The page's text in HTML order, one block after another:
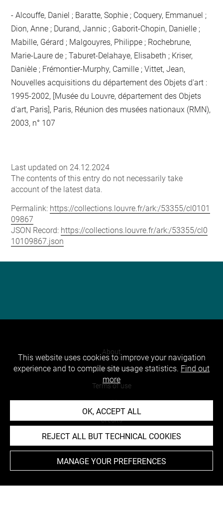
Alcouffe, Daniel ; Baratte, Sophie ; Coquery, Emmanuel ;
Dion, Anne ; Durand, Jannic ; Gaborit-Chopin, Danielle ;
Mabille, Gérard ; Malgouyres, Philippe ; Rochebrune,
Marie-Laure de ; Taburet-Delahaye, Elisabeth ; Kriser,
Danièle ; Frémontier-Murphy, Camille ; Vittet, Jean,
Nouvelles acquisitions du département des Objets d'art :
1995-2002, [Musée du Louvre, département des Objets
d'art, Paris], Paris, Réunion des musées nationaux (RMN),
2003, n° 107
Last updated on 24.12.2024
The contents of this entry do not necessarily take
account of the latest data.
Permalink: https://collections.louvre.fr/ark:/53355/cl0101
09867
JSON Record: https://collections.louvre.fr/ark:/53355/cl0
10109867.json
About
Contact Us
Terms of use
Cookies
Credits
Accessibility : non compliant
This website uses cookies to improve your navigation
experience and to compile site usage statistics. Find out
more
OK, ACCEPT ALL
REJECT ALL BUT TECHNICAL COOKIES
MANAGE YOUR PREFERENCES